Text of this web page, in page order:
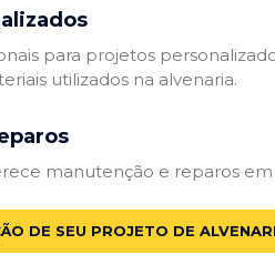
para projetos
utilizados na alvenaria.
manutenção e reparos em
DE SEU PROJETO DE